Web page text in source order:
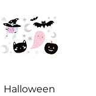
Halloween